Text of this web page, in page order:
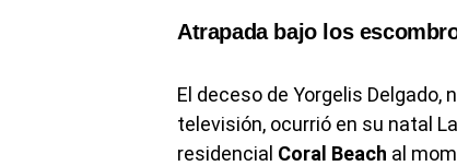
Atrapada bajo los
El deceso de Yorgelis
televisión, ocurrió en su natal
residencial Coral Beach al